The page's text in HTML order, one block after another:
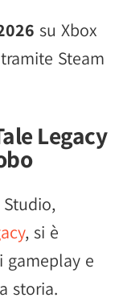
su Xbox
Steam
Legacy
, si è
gameplay e
storia.